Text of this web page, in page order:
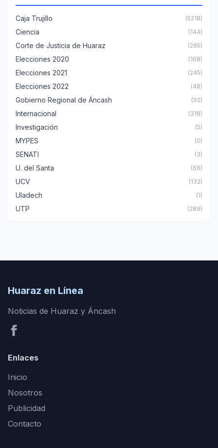
Caja Trujillo (5218)
Ciencia (144)
Corte de Justicia de Huaraz (285)
Elecciones 2020 (168)
Elecciones 2021 (245)
Elecciones 2022 (48)
Gobierno Regional de Áncash (92)
Internacional (318)
Investigación (5)
MYPES (0)
SENATI (3)
U. del Santa (66)
UCV (132)
Uladech (1)
UTP (289)
Huaraz en Línea
Noticias de Huaraz y Áncash
Enlaces
Inicio
Nosotros
Publicidad
Contacto